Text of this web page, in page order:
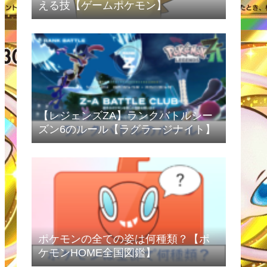
える技【ゲームポケモン】
【レジェンズZA】ランクバトルシー
ズン6のルール【ラグラージナイト】
ポケモンの全ての姿は何種類？【ポ
ケモンHOME全国図鑑】